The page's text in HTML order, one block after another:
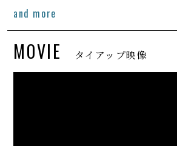
and more
MOVIE タイアップ映像